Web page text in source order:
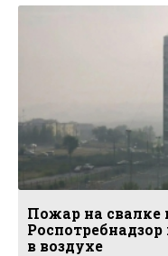
Пожар на свалке
в воздухе